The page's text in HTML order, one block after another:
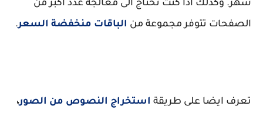
شهر. وكذلك اذا كنت تحتاج الى معالجة عدد اكبر من
الصفحات تتوفر مجموعة من الباقات منخفضة السعر.
تعرف ايضا على طريقة استخراج النصوص من الصور،